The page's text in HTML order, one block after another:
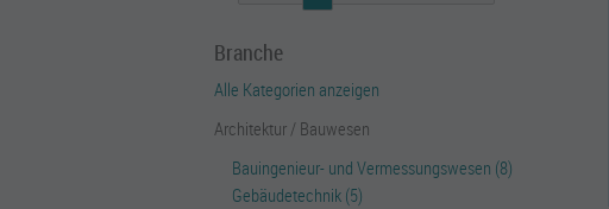
Branche
Alle Kategorien anzeigen
Architektur / Bauwesen
Bauingenieur- und Vermessungswesen (8)
Gebäudetechnik (5)